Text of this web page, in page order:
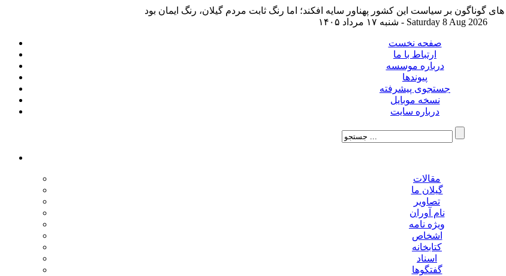
شنبه ۱۷ مرداد ۱۴۰۵ - Saturday 8 Aug 2026
صفحه نخست
ارتباط با ما
درباره موسسه
پیوندها
جستجوی پیشرفته
نسخه موبایل
درباره سایت
مقالات
گیلان ما
تصاویر
نام آوران
ویژه نامه
اشخاص
کتابخانه
اسناد
گفتگوها